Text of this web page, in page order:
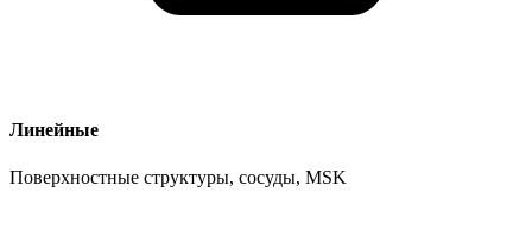
Линейные
Поверхностные структуры, сосуды, MSK